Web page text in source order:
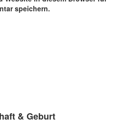
speichern.
& Geburt